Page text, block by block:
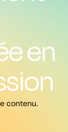
en
contenu.